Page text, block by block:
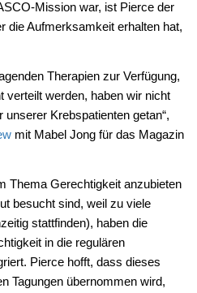
Mission war, ist Pierce der
die Aufmerksamkeit erhalten hat,
Therapien zur Verfügung,
verteilt werden, haben wir nicht
Krebspatienten getan“,
mit Mabel Jong für das Magazin
Thema Gerechtigkeit anzubieten
besucht sind, weil zu viele
stattfinden), haben die
in die regulären
Pierce hofft, dass dieses
Tagungen übernommen wird,